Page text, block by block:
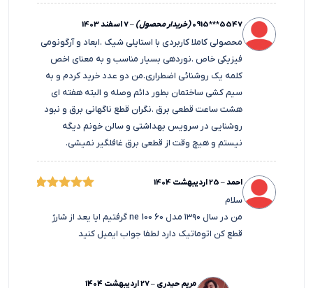
0915***5547 (خریدار محصول) –7 اسفند 1403
محصولی کاملا کاربردی با استایلی شیک .ابعاد و آرگونومی
فیزیکی خاص .نوردهی بسیار مناسب و به معنای اخص
کلمه یک روشنائی اضطراری.من دو عدد خرید کردم و به
سیم کشی ساختمان بطور دائم وصله و البته هفته ای
هشت ساعت قطعی برق .نگران قطع ناگهانی برق و نبود
روشنایی در سرویس بهداشتی و سالن خونم دیگه
نیستم و هیچ وقت از قطعی برق غافلگیر نمیشی.
از 5
احمد– 25 اردیبهشت 1404
سلام
من در سال ۱۳۹۰ مدل ne 100 60 گرفتیم ایا یعد از شارژ
قطع کن اتوماتیک دارد لطفا جواب ایمیل کنید
مریم حیدری –27 اردیبهشت 1404